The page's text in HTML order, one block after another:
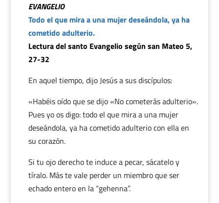
EVANGELIO
Todo el que mira a una mujer deseándola, ya ha
cometido adulterio.
Lectura del santo Evangelio según san Mateo 5,
27-32
En aquel tiempo, dijo Jesús a sus discípulos:
«Habéis oído que se dijo «No cometerás adulterio».
Pues yo os digo: todo el que mira a una mujer
deseándola, ya ha cometido adulterio con ella en
su corazón.
Si tu ojo derecho te induce a pecar, sácatelo y
tíralo. Más te vale perder un miembro que ser
echado entero en la “gehenna”.